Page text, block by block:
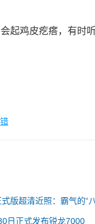
起鸡皮疙瘩，有时
版超清近照：霸气的“
日正式发布锐龙7000